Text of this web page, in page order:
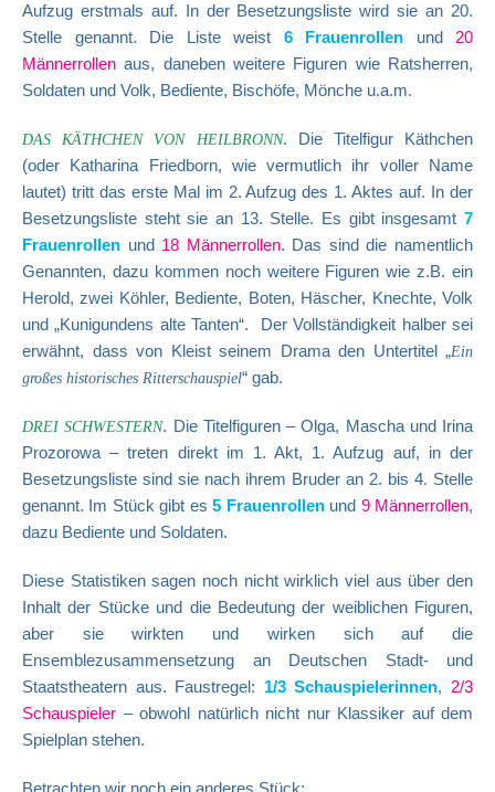
Aufzug erstmals auf. In der Besetzungsliste wird sie an 20.
Stelle genannt. Die Liste weist 6 Frauenrollen und 20
Männerrollen aus, daneben weitere Figuren wie Ratsherren,
Soldaten und Volk, Bediente, Bischöfe, Mönche u.a.m.
DAS KÄTHCHEN VON HEILBRONN. Die Titelfigur Käthchen
(oder Katharina Friedborn, wie vermutlich ihr voller Name
lautet) tritt das erste Mal im 2. Aufzug des 1. Aktes auf. In der
Besetzungsliste steht sie an 13. Stelle. Es gibt insgesamt 7
Frauenrollen und 18 Männerrollen. Das sind die namentlich
Genannten, dazu kommen noch weitere Figuren wie z.B. ein
Herold, zwei Köhler, Bediente, Boten, Häscher, Knechte, Volk
und „Kunigundens alte Tanten“. Der Vollständigkeit halber sei
erwähnt, dass von Kleist seinem Drama den Untertitel „Ein
großes historisches Ritterschauspiel“ gab.
DREI SCHWESTERN. Die Titelfiguren – Olga, Mascha und Irina
Prozorowa – treten direkt im 1. Akt, 1. Aufzug auf, in der
Besetzungsliste sind sie nach ihrem Bruder an 2. bis 4. Stelle
genannt. Im Stück gibt es5 Frauenrollenund 9 Männerrollen,
dazu Bediente und Soldaten.
Diese Statistiken sagen noch nicht wirklich viel aus über den
Inhalt der Stücke und die Bedeutung der weiblichen Figuren,
aber sie wirkten und wirken sich auf die
Ensemblezusammensetzung an Deutschen Stadt- und
Staatstheatern aus. Faustregel: 1/3 Schauspielerinnen, 2/3
Schauspieler – obwohl natürlich nicht nur Klassiker auf dem
Spielplan stehen.
Betrachten wir noch ein anderes Stück: